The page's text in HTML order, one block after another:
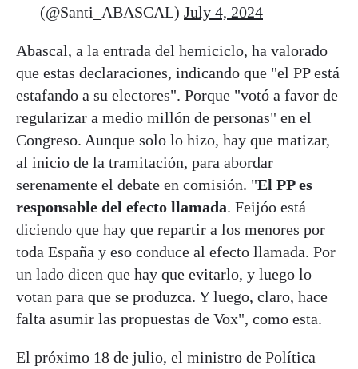
(@Santi_ABASCAL) July 4, 2024
Abascal, a la entrada del hemiciclo, ha valorado
que estas declaraciones, indicando que "el PP está
estafando a su electores". Porque "votó a favor de
regularizar a medio millón de personas" en el
Congreso. Aunque solo lo hizo, hay que matizar,
al inicio de la tramitación, para abordar
serenamente el debate en comisión. "El PP es
responsable del efecto llamada. Feijóo está
diciendo que hay que repartir a los menores por
toda España y eso conduce al efecto llamada. Por
un lado dicen que hay que evitarlo, y luego lo
votan para que se produzca. Y luego, claro, hace
falta asumir las propuestas de Vox", como esta.
El próximo 18 de julio, el ministro de Política